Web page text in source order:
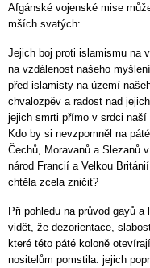
Afgánské vojenské mise
mších svatých:
Jejich boj proti islamismu na
na vzdálenost našeho
před islamisty na území
chvalozpěv a radost nad
jejich smrti přímo v srdci naší
Kdo by si nevzpomněl na
Čechů, Moravanů a Slezanů
národ Francií a Velkou
chtěla zcela zničit?
Při pohledu na průvod gayů
vidět, že dezorientace,
které této páté koloně
nositelům pomstila: jejich